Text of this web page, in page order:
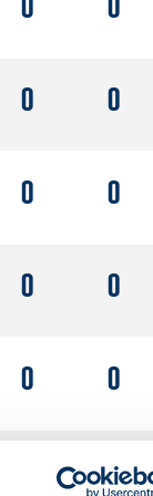
0 0
0 0
0 0
0 0
0 0
0